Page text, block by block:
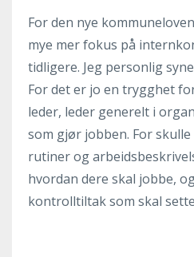
For den nye
mye mer fokus på
tidligere. Jeg personlig
For det er jo en trygghet
leder, leder generelt i
som gjør jobben. For
rutiner og
hvordan dere skal jobbe,
kontrolltiltak som skal